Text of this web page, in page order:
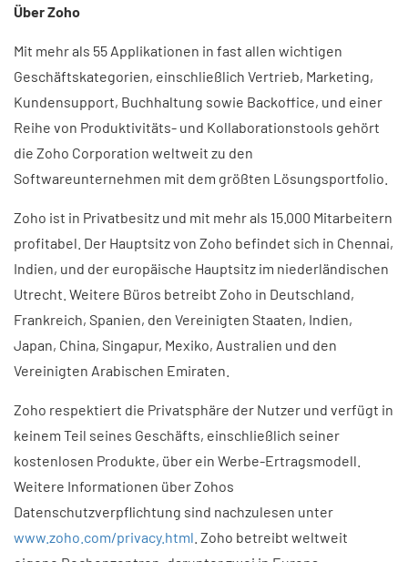
Über Zoho
Mit mehr als 55 Applikationen in fast allen wichtigen
Geschäftskategorien, einschließlich Vertrieb, Marketing,
Kundensupport, Buchhaltung sowie Backoffice, und einer
Reihe von Produktivitäts- und Kollaborationstools gehört
die Zoho Corporation weltweit zu den
Softwareunternehmen mit dem größten Lösungsportfolio.
Zoho ist in Privatbesitz und mit mehr als 15.000 Mitarbeitern
profitabel. Der Hauptsitz von Zoho befindet sich in Chennai,
Indien, und der europäische Hauptsitz im niederländischen
Utrecht. Weitere Büros betreibt Zoho in Deutschland,
Frankreich, Spanien, den Vereinigten Staaten, Indien,
Japan, China, Singapur, Mexiko, Australien und den
Vereinigten Arabischen Emiraten.
Zoho respektiert die Privatsphäre der Nutzer und verfügt in
keinem Teil seines Geschäfts, einschließlich seiner
kostenlosen Produkte, über ein Werbe-Ertragsmodell.
Weitere Informationen über Zohos
Datenschutzverpflichtung sind nachzulesen unter
www.zoho.com/privacy.html . Zoho betreibt weltweit